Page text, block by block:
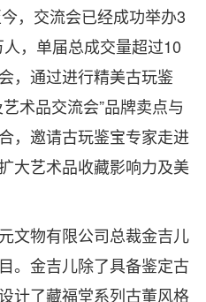
交流会已经成功举办3
，单届总成交量超过10
，通过进行精美古玩鉴
术品交流会”品牌卖点与
，邀请古玩鉴宝专家走进
大艺术品收藏影响力及美
物有限公司总裁金吉儿
。金吉儿除了具备鉴定古
计了藏福堂系列古董风格